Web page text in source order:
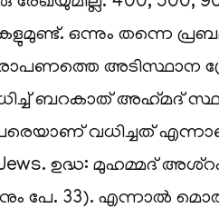
ഒന്നും തന്നെ
അടിസ്ഥാന
ബറകാത് അഹ്‌മദ്
വധിച്ചത്
Jews. ഉദ്ധ: മുഹമ്മദ്
പേ. 33). എന്നാൽ